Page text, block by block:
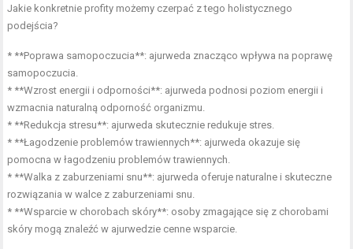
Jakie konkretnie profity możemy czerpać z tego holistycznego
podejścia?
* **Poprawa samopoczucia**: ajurweda znacząco wpływa na poprawę
samopoczucia.
* **Wzrost energii i odporności**: ajurweda podnosi poziom energii i
wzmacnia naturalną odporność organizmu.
* **Redukcja stresu**: ajurweda skutecznie redukuje stres.
* **Łagodzenie problemów trawiennych**: ajurweda okazuje się
pomocna w łagodzeniu problemów trawiennych.
* **Walka z zaburzeniami snu**: ajurweda oferuje naturalne i skuteczne
rozwiązania w walce z zaburzeniami snu.
* **Wsparcie w chorobach skóry**: osoby zmagające się z chorobami
skóry mogą znaleźć w ajurwedzie cenne wsparcie.